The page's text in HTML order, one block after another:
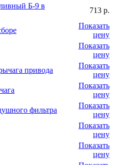
Б-9 в
713 р.
Показать
цену
Показать
цену
привода
Показать
цену
Показать
цену
фильтра
Показать
цену
Показать
цену
Показать
цену